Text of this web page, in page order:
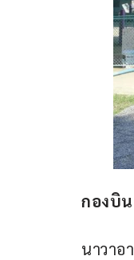
กองบิ
นาวาอ